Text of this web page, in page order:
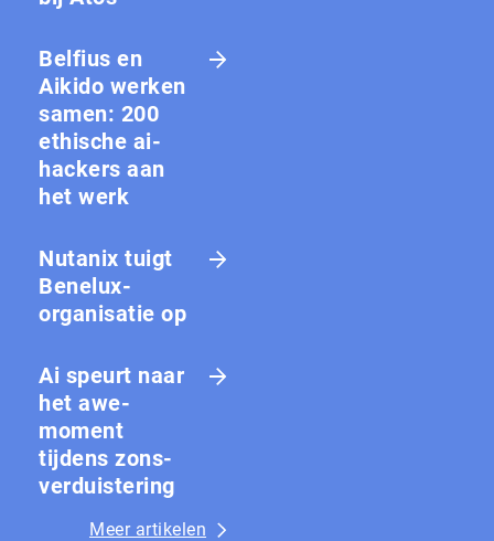
Belfius en
Aikido werken
samen: 200
ethische ai-
hackers aan
het werk
Nutanix tuigt
Benelux-
organisatie op
Ai speurt naar
het awe-
moment
tijdens zons­
ver­duis­te­ring
Meer artikelen